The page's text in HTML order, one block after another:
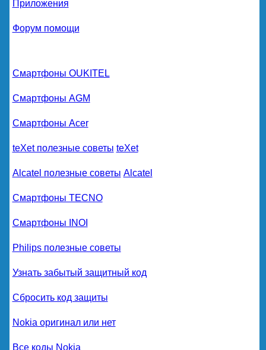
Приложения
Форум помощи
Смартфоны OUKITEL
Смартфоны AGM
Смартфоны Acer
teXet полезные советы teXet
Alcatel полезные советы Alcatel
Смартфоны TECNO
Смартфоны INOI
Philips полезные советы
Узнать забытый защитный код
Сбросить код защиты
Nokia оригинал или нет
Все коды Nokia